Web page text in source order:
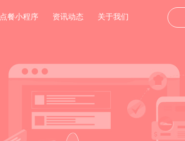
点餐小程序 资讯动态 关于我们